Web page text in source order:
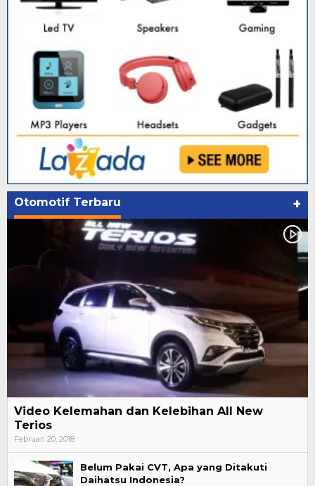
Otomotif Terbaru +
Video Kelemahan dan Kelebihan All New
Terios
Februari 20, 2018
Belum Pakai CVT, Apa yang Ditakuti
Daihatsu Indonesia?